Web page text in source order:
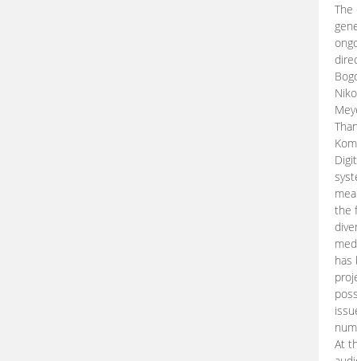
The
the
has
At